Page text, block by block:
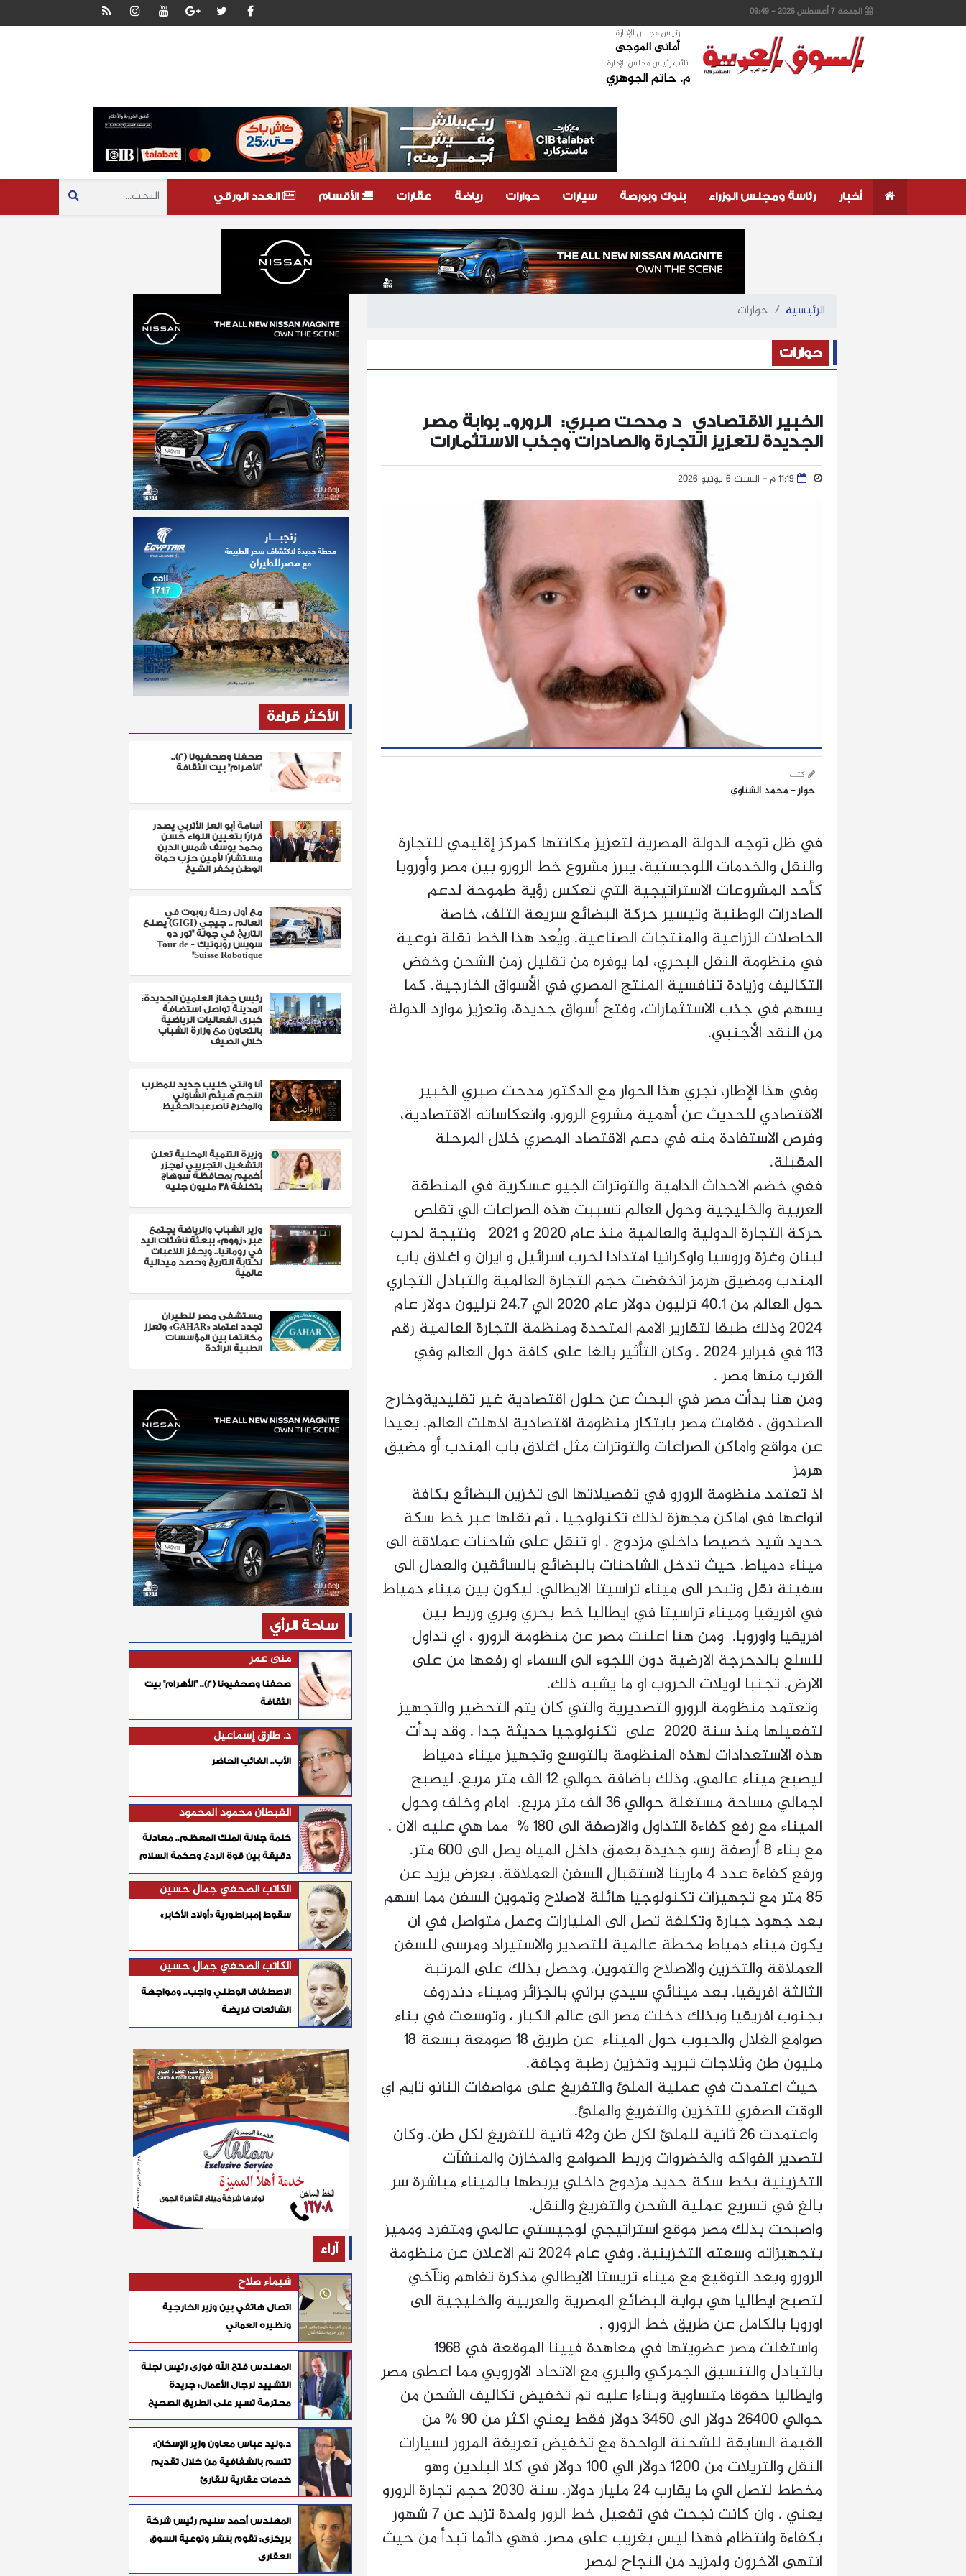
الجمعة 7 أغسطس 2026 - 09:49
رئيس مجلس الإدارة
أمانى الموجى
نائب رئيس مجلس الإدارة
م. حاتم الجوهري
أخبار رئاسة ومجلس الوزراء بنوك وبورصة سيارات حوارات رياضة عقارات الأقسام العدد الورقي
الرئيسية حوارات
حوارات
الخبير الاقتصادي د مدحت صبري: الرورو.. بوابة مصر
الجديدة لتعزيز التجارة والصادرات وجذب الاستثمارات
كتب
حوار - محمد الشناوي
في ظل توجه الدولة المصرية لتعزيز مكانتها كمركز إقليمي للتجارة
والنقل والخدمات اللوجستية، يبرز مشروع خط الرورو بين مصر وأوروبا
كأحد المشروعات الاستراتيجية التي تعكس رؤية طموحة لدعم
الصادرات الوطنية وتيسير حركة البضائع سريعة التلف، خاصة
الحاصلات الزراعية والمنتجات الصناعية. ويُعد هذا الخط نقلة نوعية
في منظومة النقل البحري، لما يوفره من تقليل زمن الشحن وخفض
التكاليف وزيادة تنافسية المنتج المصري في الأسواق الخارجية. كما
يسهم في جذب الاستثمارات، وفتح أسواق جديدة، وتعزيز موارد الدولة
من النقد الأجنبي.
وفي هذا الإطار، نجري هذا الحوار مع الدكتور مدحت صبري الخبير
الاقتصادي للحديث عن أهمية مشروع الرورو، وانعكاساته الاقتصادية،
وفرص الاستفادة منه في دعم الاقتصاد المصري خلال المرحلة
المقبلة.
ففي خضم الاحداث الدامية والتوترات الجيو عسكرية في المنطقة
العربية والخليجية وحول العالم تسببت هذه الصراعات الي تقلص
حركة التجارة الدولية والعالمية منذ عام 2020 و 2021 ونتيجة لحرب
لبنان وغزة وروسيا واوكرانيا امتدادا لحرب اسرائیل و ایران و اغلاق باب
المندب ومضيق هرمز انخفضت حجم التجارة العالمية والتبادل التجاري
حول العالم من 40.1 ترليون دولار عام 2020 الي 24.7 ترليون دولار عام
2024 وذلك طبقا لتقارير الامم المتحدة ومنظمة التجارة العالمية رقم
113 في فبراير 2024 . وكان التأثير بالغا على كافة دول العالم وفي
القرب منها مصر .
ومن هنا بدأت مصر في البحث عن حلول اقتصادية غير تقليديةوخارج
الصندوق ، فقامت مصر بابتکار منظومة اقتصادية اذهلت العالم. بعيدا
عن مواقع واماكن الصراعات والتوترات مثل اغلاق باب المندب أو مضيق
هرمز
اذ تعتمد منظومة الرورو في تفصيلاتها الى تخزين البضائع بكافة
انواعها فى اماكن مجهزة لذلك تكنولوجيا ، ثم نقلها عبر خط سكة
حدید شید خصيصا داخلي مزدوج . او تنقل على شاحنات عملاقة الى
ميناء دمياط. حيث تدخل الشاحنات بالبضائع بالسائقين والعمال الى
سفينة نقل وتبحر الى ميناء تراسيتا الايطالي. ليكون بين ميناء دمياط
في افريقيا وميناء تراسيتا في ايطاليا خط بحري وبري وربط بين
افريقيا واوروبا. ومن هنا اعلنت مصر عن منظومة الرورو ، اي تداول
للسلع بالدحرجة الارضية دون اللجوء الى السماء او رفعها من على
الارض. تجنبا لويلات الحروب او ما يشبه ذلك.
وتعتمد منظومة الرورو التصديرية والتي كان يتم التحضير والتجهيز
لتفعيلها منذ سنة 2020 على تكنولوجيا حديثة جدا . وقد بدأت
هذه الاستعدادات لهذه المنظومة بالتوسع وتجهيز ميناء دمياط
ليصبح ميناء عالمي. وذلك باضافة حوالي 12 الف متر مربع. ليصبح
اجمالي مساحة مستغلة حوالي 36 الف متر مربع. امام وخلف وحول
الميناء مع رفع كفاءة التداول والارصفة الى 180 % مما هي عليه الان .
مع بناء 8 أرصفة رسو جديدة بعمق داخل المياه يصل الى 600 متر.
ورفع كفاءة عدد 4 مارينا لاستقبال السفن العملاقة. بعرض يزيد عن
85 متر مع تجهيزات تكنولوجيا هائلة لاصلاح وتموين السفن مما اسهم
بعد جهود جبارة وتكلفة تصل الى المليارات وعمل متواصل في ان
يكون ميناء دمياط محطة عالمية للتصدير والاستيراد ومرسى للسفن
العملاقة والتخزين والاصلاح والتموين. وحصل بذلك على المرتبة
الثالثة افريقيا. بعد مينائي سيدي براني بالجزائر وميناء دندروف
بجنوب افريقيا وبذلك دخلت مصر الى عالم الكبار ، وتوسعت في بناء
صوامع الغلال والحبوب حول الميناء عن طريق 18 صومعة بسعة 18
مليون طن وثلاجات تبريد وتخزين رطبة وجافة.
حيث اعتمدت في عملية الملئ والتفريغ على مواصفات النانو تايم اي
الوقت الصفري للتخزين والتفريغ والملئ.
واعتمدت 26 ثانية للملئ لكل طن و42 ثانية للتفريغ لكل طن. وكان
لتصدير الفواكه والخضروات وربط الصوامع والمخازن والمنشآت
التخزينية بخط سكة حديد مزدوج داخلي يربطها بالميناء مباشرة سر
بالغ في تسريع عملية الشحن والتفريغ والنقل.
واصبحت بذلك مصر موقع استراتيجي لوجيستي عالمي ومتفرد ومميز
بتجهيزاته وسعته التخزينية. وفي عام 2024 تم الاعلان عن منظومة
الرورو وبعد التوقيع مع ميناء تريستا الايطالي مذكرة تفاهم وتآخي
لتصبح ايطاليا هي بوابة البضائع المصرية والعربية والخليجية الى
اوروبا بالكامل عن طريق خط الرورو .
واستغلت مصر عضويتها في معاهدة فيينا الموقعة في 1968
بالتبادل والتنسيق الجمركي والبري مع الاتحاد الاوروبي مما اعطى مصر
وايطاليا حقوقا متساوية وبناءا عليه تم تخفيض تكاليف الشحن من
حوالي 26400 دولار الى 3450 دولار فقط يعني اكثر من 90 % من
القيمة السابقة للشحنة الواحدة مع تخفيض تعريفة المرور لسيارات
النقل والتريلات من 1200 دولار الي 100 دولار في كلا البلدين وهو
مخطط لتصل الي ما يقارب 24 مليار دولار. سنة 2030 حجم تجارة الرورو
يعني . وان كانت نجحت في تفعيل خط الرور ولمدة تزيد عن 7 شهور
بكفاءة وانتظام فهذا ليس بغريب على مصر. فهي دائما تبدأ من حيث
انتهى الاخرون ولمزيد من النجاح لمصر
الأكثر قراءة
صحفنا وصحفيونا (٢)..
"الأهرام" بيت الثقافة
أسامة أبو العز الأتربي يصدر
قرارًا بتعيين اللواء حسن
محمد يوسف شمس الدين
مستشارًا لأمين حزب حماة
الوطن بكفر الشيخ
مع أول رحلة روبوت في
العالم .. جيجي (GIGI) يصنع
التاريخ في جولة "تور دو
سويس روبوتيك - Tour de
Suisse Robotique"
رئيس جهاز العلمين الجديدة:
المدينة تواصل استضافة
كبرى الفعاليات الرياضية
بالتعاون مع وزارة الشباب
خلال الصيف
أنا وانتي كليب جديد للمطرب
النجم هيثم الشاولي
والمخرج ناصرعبدالحفيظ
وزيرة التنمية المحلية تعلن
التشغيل التجريبي لمجزر
أخميم بمحافظة سوهاج
بتكلفة 38 مليون جنيه
وزير الشباب والرياضة يجتمع
عبر «زووم» ببعثة ناشئات اليد
في رومانيا.. ويحفز اللاعبات
لكتابة التاريخ وحصد ميدالية
عالمية
مستشفى مصر للطيران
تجدد اعتماد «GAHAR» وتعزز
مكانتها بين المؤسسات
الطبية الرائدة
ساحة الرأي
منى عمر
صحفنا وصحفيونا (٢).. "الأهرام" بيت
الثقافة
د. طارق إسماعيل
الأب.. الغائب الحاضر
القبطان محمود المحمود
كلمة جلالة الملك المعظم.. معادلة
دقيقة بين قوة الردع وحكمة السلام
الكاتب الصحفي جمال حسين
سقوط إمبراطورية «أولاد الأكابر»
الكاتب الصحفي جمال حسين
الاصطفاف الوطني واجب.. ومواجهة
الشائعات فريضة
آراء
شيماء صلاح
اتصال هاتفي بين وزير الخارجية
ونظيره العماني
المهندس فتح الله فوزى رئيس لجنة
التشييد لرجال الأعمال: جريدة
محترمة تسير على الطريق الصحيح
د.وليد عباس معاون وزير الإسكان:
تتسم بالشفافية من خلال تقديم
خدمات عقارية للقارئ
المهندس أحمد سليم رئيس شركة
بريكزى: تقوم بنشر وتوعية السوق
العقارى